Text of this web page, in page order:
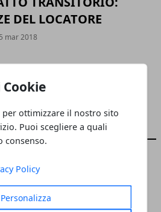
Cookie
ottimizzare il nostro sito
Puoi scegliere a quali
consenso.
Policy
Personalizza
DEL LOCATORE
mar 2018